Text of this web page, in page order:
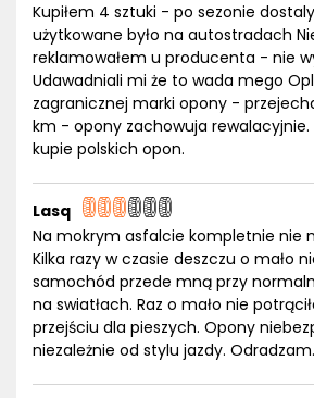
Kupiłem 4 sztuki - po sezonie
użytkowane było na autostradach
reklamowałem u producenta - nie
Udawadniali mi że to wada mego
zagranicznej marki opony -
km - opony zachowuja rewalacyjnie.
kupie polskich opon.
Lasq
Na mokrym asfalcie kompletnie nie
Kilka razy w czasie deszczu o mało
samochód przede mną przy
na swiatłach. Raz o mało nie
przejściu dla pieszych. Opony
niezależnie od stylu jazdy.